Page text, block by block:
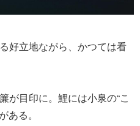
好立地ながら、かつては看
が目印に。鯉には小泉の“こ
ある。